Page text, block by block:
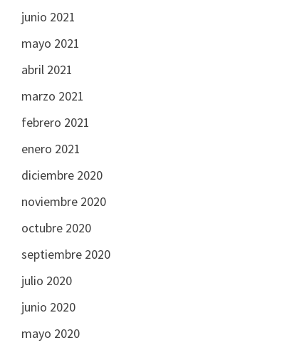
junio 2021
mayo 2021
abril 2021
marzo 2021
febrero 2021
enero 2021
diciembre 2020
noviembre 2020
octubre 2020
septiembre 2020
julio 2020
junio 2020
mayo 2020